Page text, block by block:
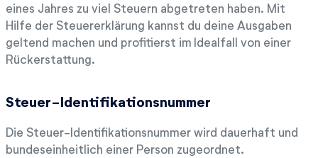
eines Jahres zu viel Steuern abgetreten haben. Mit
Hilfe der Steuererklärung kannst du deine Ausgaben
geltend machen und profitierst im Idealfall von einer
Rückerstattung.
Steuer-Identifikationsnummer
Die Steuer-Identifikationsnummer wird dauerhaft und
bundeseinheitlich einer Person zugeordnet.